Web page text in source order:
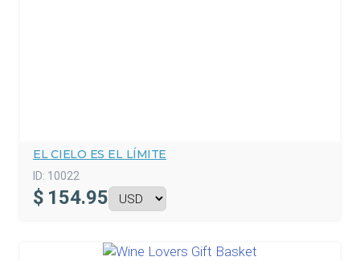
EL CIELO ES EL LÍMITE
ID: 10022
$ 154.95